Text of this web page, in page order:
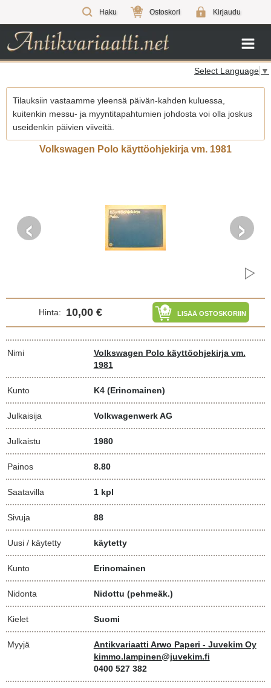
Haku 0 Ostoskori Kirjaudu
Select Language ▼
Tilauksiin vastaamme yleensä päivän-kahden kuluessa,
kuitenkin messu- ja myyntitapahtumien johdosta voi olla joskus
useidenkin päivien viiveitä.
Volkswagen Polo käyttöohjekirja vm. 1981
‹ ›
Hinta: 10,00 € LISÄÄ OSTOSKORIIN
Nimi
Volkswagen Polo käyttöohjekirja vm.
1981
Kunto K4 (Erinomainen)
Julkaisija Volkwagenwerk AG
Julkaistu 1980
Painos 8.80
Saatavilla 1 kpl
Sivuja 88
Uusi / käytetty käytetty
Kunto Erinomainen
Nidonta Nidottu (pehmeäk.)
Kielet Suomi
Myyjä
Antikvariaatti Arwo Paperi - Juvekim Oy
kimmo.lampinen@juvekim.fi
0400 527 382